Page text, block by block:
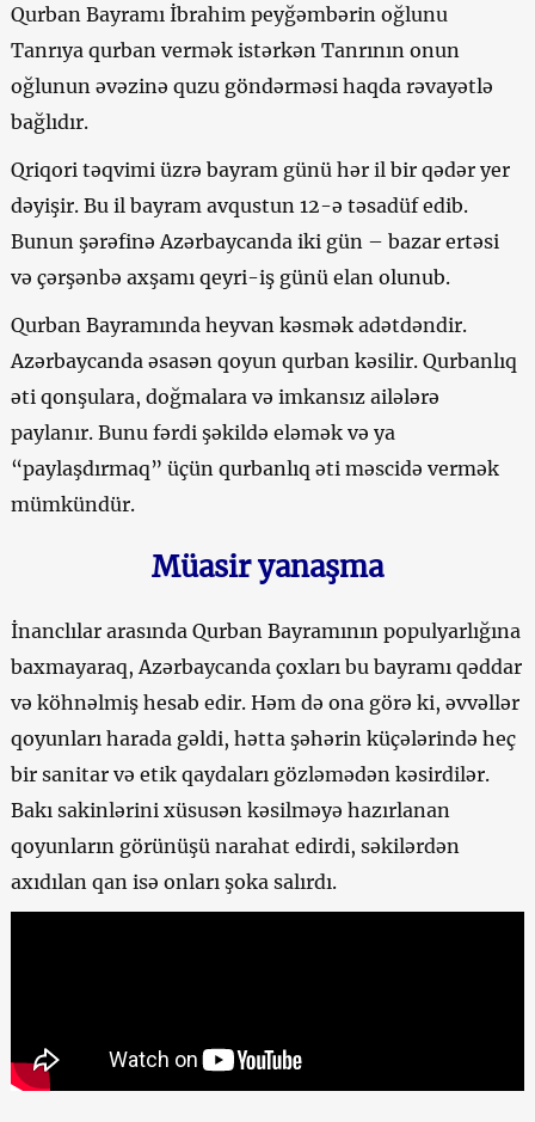
Qurban Bayramı İbrahim peyğəmbərin oğlunu
Tanrıya qurban vermək istərkən Tanrının onun
oğlunun əvəzinə quzu göndərməsi haqda rəvayətlə
bağlıdır.
Qriqori təqvimi üzrə bayram günü hər il bir qədər yer
dəyişir. Bu il bayram avqustun 12-ə təsadüf edib.
Bunun şərəfinə Azərbaycanda iki gün – bazar ertəsi
və çərşənbə axşamı qeyri-iş günü elan olunub.
Qurban Bayramında heyvan kəsmək adətdəndir.
Azərbaycanda əsasən qoyun qurban kəsilir. Qurbanlıq
əti qonşulara, doğmalara və imkansız ailələrə
paylanır. Bunu fərdi şəkildə eləmək və ya
“paylaşdırmaq” üçün qurbanlıq əti məscidə vermək
mümkündür.
Müasir yanaşma
İnanclılar arasında Qurban Bayramının populyarlığına
baxmayaraq, Azərbaycanda çoxları bu bayramı qəddar
və köhnəlmiş hesab edir. Həm də ona görə ki, əvvəllər
qoyunları harada gəldi, hətta şəhərin küçələrində heç
bir sanitar və etik qaydaları gözləmədən kəsirdilər.
Bakı sakinlərini xüsusən kəsilməyə hazırlanan
qoyunların görünüşü narahat edirdi, səkilərdən
axıdılan qan isə onları şoka salırdı.